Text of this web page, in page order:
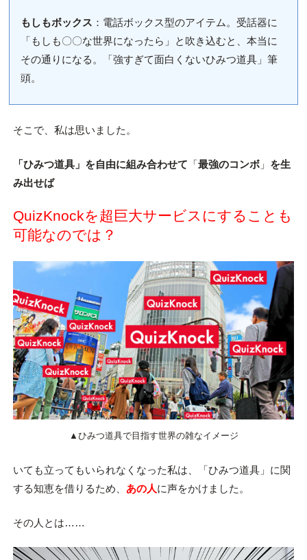
もしもボックス ：電話ボックス型のアイテム。受話器に
「もしも〇〇な世界になったら」と吹き込むと、本当に
その通りになる。「強すぎて面白くないひみつ道具」筆
頭。
そこで、私は思いました。
「ひみつ道具」を自由に組み合わせて 「最強のコンボ」 を生
み出せば
QuizKnockを超巨大サービスにすることも
可能なのでは？
▲ひみつ道具で目指す世界の雑なイメージ
いても立ってもいられなくなった私は、「ひみつ道具」に関
する知恵を借りるため、 あの人に声をかけました。
その人とは……